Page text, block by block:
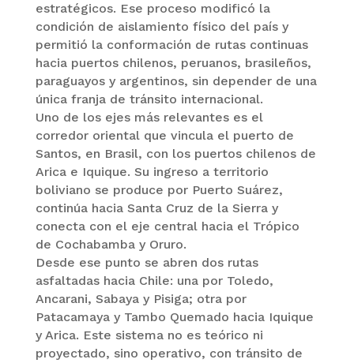
estratégicos. Ese proceso modificó la
condición de aislamiento físico del país y
permitió la conformación de rutas continuas
hacia puertos chilenos, peruanos, brasileños,
paraguayos y argentinos, sin depender de una
única franja de tránsito internacional.
Uno de los ejes más relevantes es el
corredor oriental que vincula el puerto de
Santos, en Brasil, con los puertos chilenos de
Arica e Iquique. Su ingreso a territorio
boliviano se produce por Puerto Suárez,
continúa hacia Santa Cruz de la Sierra y
conecta con el eje central hacia el Trópico
de Cochabamba y Oruro.
Desde ese punto se abren dos rutas
asfaltadas hacia Chile: una por Toledo,
Ancarani, Sabaya y Pisiga; otra por
Patacamaya y Tambo Quemado hacia Iquique
y Arica. Este sistema no es teórico ni
proyectado, sino operativo, con tránsito de